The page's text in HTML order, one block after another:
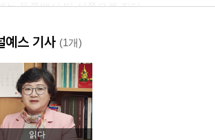
는 동쪽에서 떠 서쪽으로 진다
야기는 돌에 담겨 생생해지고
투파에서 탑으로
를 넘어 아시아로, 믿음을 넘어 미술로 - 불
람을 바라보는 다른 눈
년의 금기가 깨지다
예스 기사 (1개)
읽다